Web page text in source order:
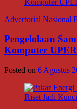
Advertorial Nasional
Pengelolaan
Komputer
Posted on 6 Agustus